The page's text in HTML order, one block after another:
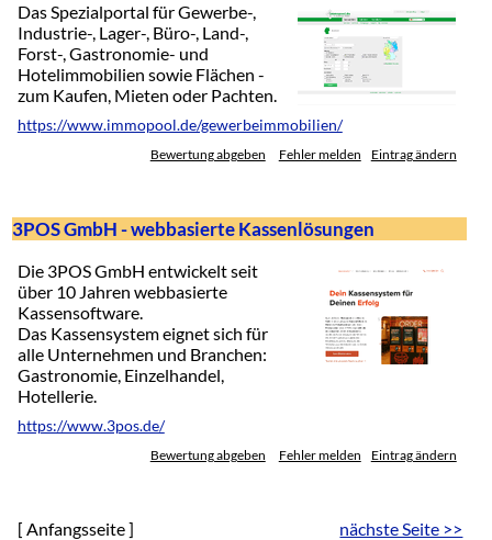
Das Spezialportal für Gewerbe-,
Industrie-, Lager-, Büro-, Land-,
Forst-, Gastronomie- und
Hotelimmobilien sowie Flächen -
zum Kaufen, Mieten oder Pachten.
https://www.immopool.de/gewerbeimmobilien/
Bewertung abgeben Fehler melden Eintrag ändern
3POS GmbH - webbasierte Kassenlösungen
Die 3POS GmbH entwickelt seit
über 10 Jahren webbasierte
Kassensoftware.
Das Kassensystem eignet sich für
alle Unternehmen und Branchen:
Gastronomie, Einzelhandel,
Hotellerie.
https://www.3pos.de/
Bewertung abgeben Fehler melden Eintrag ändern
[ Anfangsseite ] nächste Seite >>